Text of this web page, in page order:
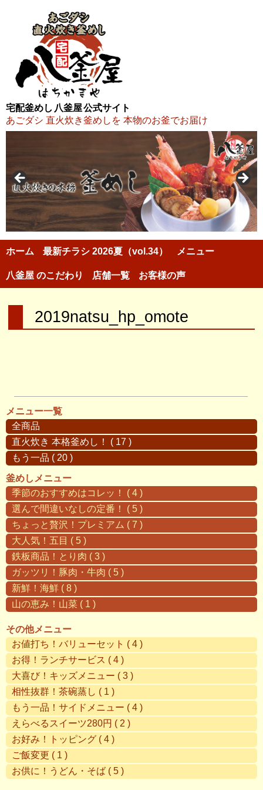
宅配釜めし 八釜屋 公式サイト
あごダシ 直火炊き釜めしを 本物のお釜でお届け
ホーム 最新チラシ 2026夏（vol.34） メニュー
八釜屋 のこだわり 店舗一覧 お客様の声
2019natsu_hp_omote
メニュー一覧
全商品
直火炊き 本格釜めし！ ( 17 )
もう一品 ( 20 )
釜めしメニュー
季節のおすすめはコレッ！ ( 4 )
選んで間違いなしの定番！ ( 5 )
ちょっと贅沢！プレミアム ( 7 )
大人気！五目 ( 5 )
鉄板商品！とり肉 ( 3 )
ガッツリ！豚肉・牛肉 ( 5 )
新鮮！海鮮 ( 8 )
山の恵み！山菜 ( 1 )
その他メニュー
お値打ち！バリューセット ( 4 )
お得！ランチサービス ( 4 )
大喜び！キッズメニュー ( 3 )
相性抜群！茶碗蒸し ( 1 )
もう一品！サイドメニュー ( 4 )
えらべるスイーツ280円 ( 2 )
お好み！トッピング ( 4 )
ご飯変更 ( 1 )
お供に！うどん・そば ( 5 )